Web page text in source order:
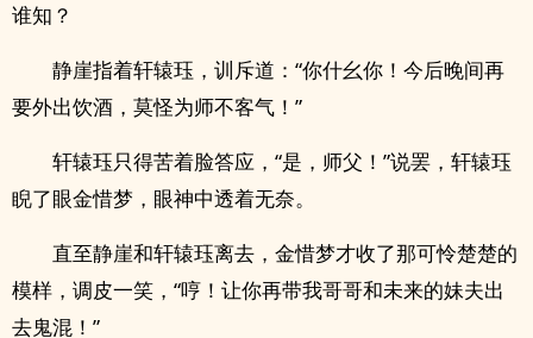
谁知？
静崖指着轩辕珏，训斥道：“你什幺你！今后晚间再
要外出饮酒，莫怪为师不客气！”
轩辕珏只得苦着脸答应，“是，师父！”说罢，轩辕珏
睨了眼金惜梦，眼神中透着无奈。
直至静崖和轩辕珏离去，金惜梦才收了那可怜楚楚的
模样，调皮一笑，“哼！让你再带我哥哥和未来的妹夫出
去鬼混！”